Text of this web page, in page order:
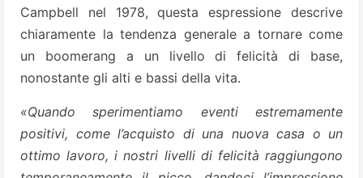
Campbell nel 1978, questa espressione descrive
chiaramente la tendenza generale a tornare come
un boomerang a un livello di felicità di base,
nonostante gli alti e bassi della vita.
«Quando sperimentiamo eventi estremamente
positivi, come l’acquisto di una nuova casa o un
ottimo lavoro, i nostri livelli di felicità raggiungono